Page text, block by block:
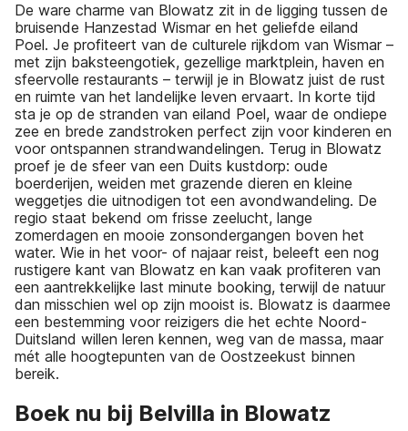
De ware charme van Blowatz zit in de ligging tussen de
bruisende Hanzestad Wismar en het geliefde eiland
Poel. Je profiteert van de culturele rijkdom van Wismar –
met zijn baksteengotiek, gezellige marktplein, haven en
sfeervolle restaurants – terwijl je in Blowatz juist de rust
en ruimte van het landelijke leven ervaart. In korte tijd
sta je op de stranden van eiland Poel, waar de ondiepe
zee en brede zandstroken perfect zijn voor kinderen en
voor ontspannen strandwandelingen. Terug in Blowatz
proef je de sfeer van een Duits kustdorp: oude
boerderijen, weiden met grazende dieren en kleine
weggetjes die uitnodigen tot een avondwandeling. De
regio staat bekend om frisse zeelucht, lange
zomerdagen en mooie zonsondergangen boven het
water. Wie in het voor- of najaar reist, beleeft een nog
rustigere kant van Blowatz en kan vaak profiteren van
een aantrekkelijke last minute booking, terwijl de natuur
dan misschien wel op zijn mooist is. Blowatz is daarmee
een bestemming voor reizigers die het echte Noord-
Duitsland willen leren kennen, weg van de massa, maar
mét alle hoogtepunten van de Oostzeekust binnen
bereik.
Boek nu bij Belvilla in Blowatz